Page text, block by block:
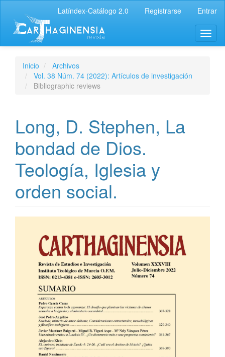
Latíndex-Catálogo 2.0 Registrarse Entrar
Inicio
Archivos
Vol. 38 Núm. 74 (2022): Artículos de investigación
Bibliographic reviews
Long, D. Stephen, La
bondad de Dios.
Teología, Iglesia y
orden social.